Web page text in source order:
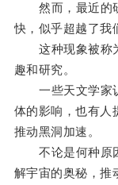
然而，最近的研
快，似乎超越了我
这种现象被称为
趣和研究。
一些天文学家认
体的影响，也有人
推动黑洞加速。
不论是何种原因
解宇宙的奥秘，推